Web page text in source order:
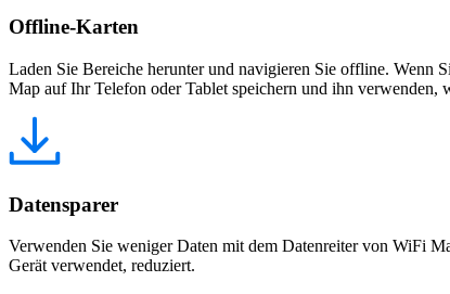
Offline-Karten
Laden Sie Bereiche herunter und navigieren Sie offline. Wenn
Map auf Ihr Telefon oder Tablet speichern und ihn verwenden,
Datensparer
Verwenden Sie weniger Daten mit dem Datenreiter von WiFi
Gerät verwendet, reduziert.